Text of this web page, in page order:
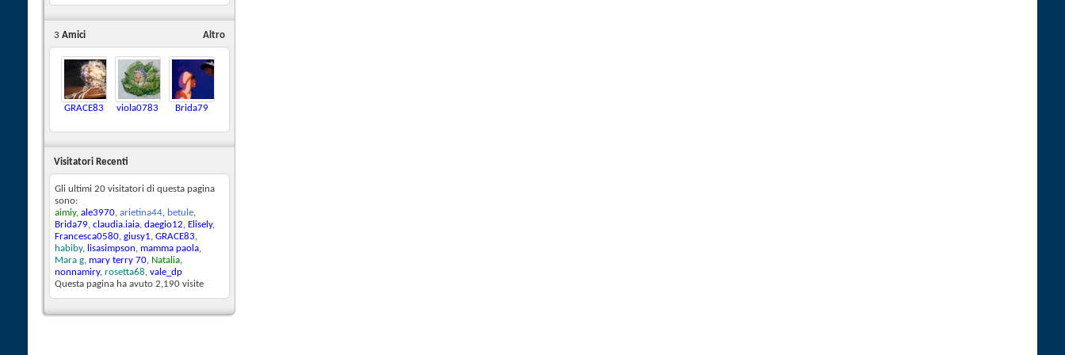
Altro
3 Amici
GRACE83 viola0783 Brida79
Visitatori Recenti
Gli ultimi 20 visitatori di questa pagina
sono:
aimiy, ale3970, arietina44, betule,
Brida79, claudia.iaia, daegio12, Elisely,
Francesca0580, giusy1, GRACE83,
habiby, lisasimpson, mamma paola,
Mara g, mary terry 70, Natalia,
nonnamiry, rosetta68, vale_dp
Questa pagina ha avuto 2,190 visite